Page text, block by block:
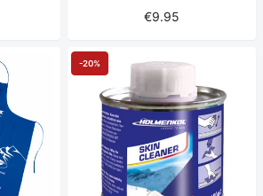
€9.95
-20%